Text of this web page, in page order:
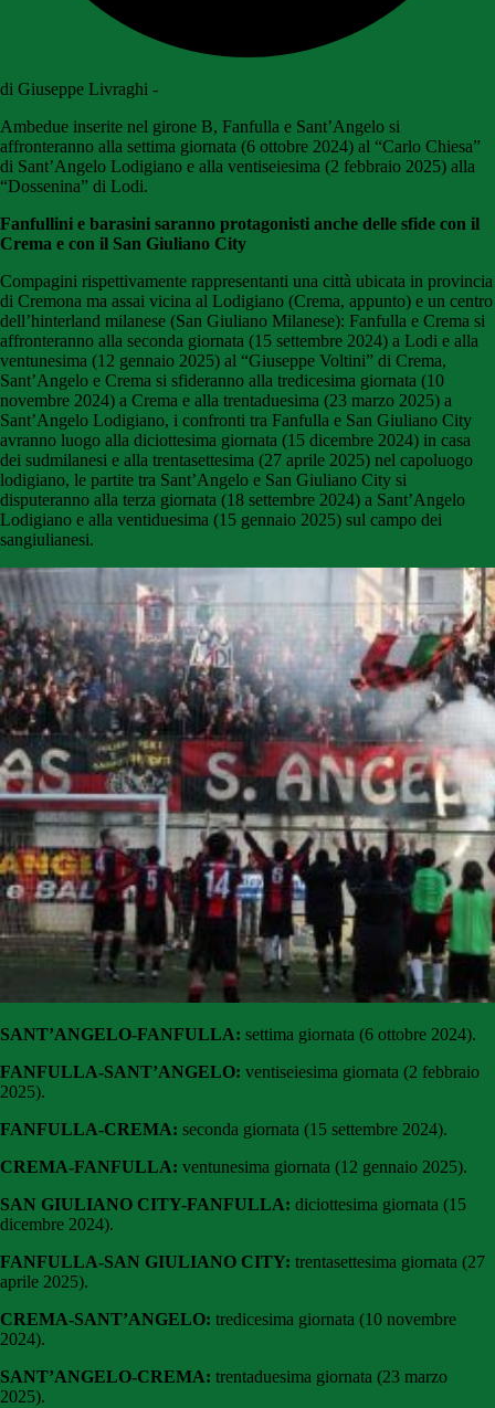
di Giuseppe Livraghi -
Ambedue inserite nel girone B, Fanfulla e Sant’Angelo si
affronteranno alla settima giornata (6 ottobre 2024) al “Carlo Chiesa”
di Sant’Angelo Lodigiano e alla ventiseiesima (2 febbraio 2025) alla
“Dossenina” di Lodi.
Fanfullini e barasini saranno protagonisti anche delle sfide con il
Crema e con il San Giuliano City
Compagini rispettivamente rappresentanti una città ubicata in provincia
di Cremona ma assai vicina al Lodigiano (Crema, appunto) e un centro
dell’hinterland milanese (San Giuliano Milanese): Fanfulla e Crema si
affronteranno alla seconda giornata (15 settembre 2024) a Lodi e alla
ventunesima (12 gennaio 2025) al “Giuseppe Voltini” di Crema,
Sant’Angelo e Crema si sfideranno alla tredicesima giornata (10
novembre 2024) a Crema e alla trentaduesima (23 marzo 2025) a
Sant’Angelo Lodigiano, i confronti tra Fanfulla e San Giuliano City
avranno luogo alla diciottesima giornata (15 dicembre 2024) in casa
dei sudmilanesi e alla trentasettesima (27 aprile 2025) nel capoluogo
lodigiano, le partite tra Sant’Angelo e San Giuliano City si
disputeranno alla terza giornata (18 settembre 2024) a Sant’Angelo
Lodigiano e alla ventiduesima (15 gennaio 2025) sul campo dei
sangiulianesi.
SANT’ANGELO-FANFULLA: settima giornata (6 ottobre 2024).
FANFULLA-SANT’ANGELO: ventiseiesima giornata (2 febbraio
2025).
FANFULLA-CREMA: seconda giornata (15 settembre 2024).
CREMA-FANFULLA: ventunesima giornata (12 gennaio 2025).
SAN GIULIANO CITY-FANFULLA: diciottesima giornata (15
dicembre 2024).
FANFULLA-SAN GIULIANO CITY: trentasettesima giornata (27
aprile 2025).
CREMA-SANT’ANGELO: tredicesima giornata (10 novembre
2024).
SANT’ANGELO-CREMA: trentaduesima giornata (23 marzo
2025).